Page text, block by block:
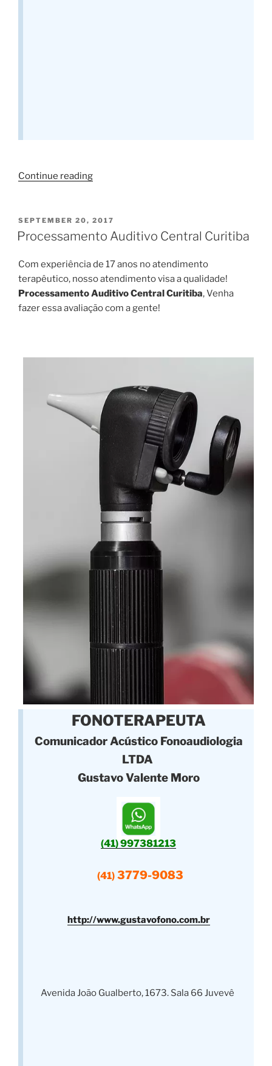
Continue reading“Dificuldade
o
Som”
POSTED
ON
SEPTEMBER 20, 2017
Processamento Auditivo Central Curitiba
Com experiência de 17 anos no atendimento
terapêutico, nosso atendimento visa a qualidade!
Processamento Auditivo Central Curitiba, Venha
fazer essa avaliação com a gente!
FONOTERAPEUTA
Comunicador Acústico Fonoaudiologia
LTDA
Gustavo Valente Moro
(41) 997381213
(41) 3779-9083
http://www.gustavofono.com.br
Avenida João Gualberto, 1673. Sala 66 Juvevê